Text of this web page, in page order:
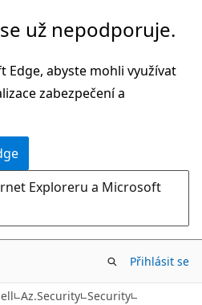
už nepodporuje.
abyste mohli využívat
zabezpečení a
Exploreru a Microsoft
Přihlásit se
Az.Security Security